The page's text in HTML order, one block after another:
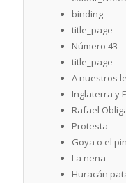
binding
title_page
Número 43
title_page
A nuestros
Inglaterra y
Rafael
Protesta
Goya o el
La nena
Huracán